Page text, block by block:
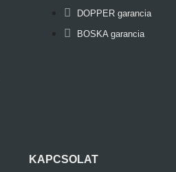
DOPPER garancia
BOSKA garancia
KAPCSOLAT